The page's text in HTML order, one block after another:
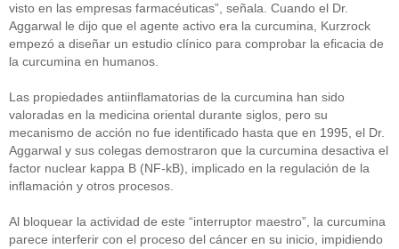
visto en las empresas farmacéuticas”, señala. Cuando el Dr.
Aggarwal le dijo que el agente activo era la curcumina, Kurzrock
empezó a diseñar un estudio clínico para comprobar la eficacia de
la curcumina en humanos.
Las propiedades antiinflamatorias de la curcumina han sido
valoradas en la medicina oriental durante siglos, pero su
mecanismo de acción no fue identificado hasta que en 1995, el Dr.
Aggarwal y sus colegas demostraron que la curcumina desactiva el
factor nuclear kappa B (NF-kB), implicado en la regulación de la
inflamación y otros procesos.
Al bloquear la actividad de este “interruptor maestro”, la curcumina
parece interferir con el proceso del cáncer en su inicio, impidiendo